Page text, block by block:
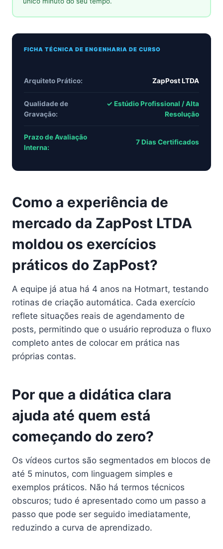
FICHA TÉCNICA DE ENGENHARIA DE CURSO
Arquiteto Prático: ZapPost LTDA
Qualidade de
Gravação:
✓ Estúdio Profissional / Alta
Resolução
Prazo de Avaliação
Interna:
7 Dias Certificados
Como a experiência de
mercado da ZapPost LTDA
moldou os exercícios
práticos do ZapPost?
A equipe já atua há 4 anos na Hotmart, testando
rotinas de criação automática. Cada exercício
reflete situações reais de agendamento de
posts, permitindo que o usuário reproduza o fluxo
completo antes de colocar em prática nas
próprias contas.
Por que a didática clara
ajuda até quem está
começando do zero?
Os vídeos curtos são segmentados em blocos de
até 5 minutos, com linguagem simples e
exemplos práticos. Não há termos técnicos
obscuros; tudo é apresentado como um passo a
passo que pode ser seguido imediatamente,
reduzindo a curva de aprendizado.